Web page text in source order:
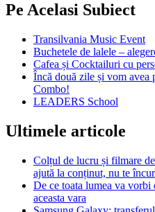
Pe Acelasi Subiect
Transilvania Music Event
Buchetele de lalele –
Cafea și Cocktailuri cu
Încă două zile și vom avea
Combo!
LEADERS School
Ultimele articole
Colțul de lucru și filmare
ajută la conținut, nu te
De ce toata lumea va
aceasta vara